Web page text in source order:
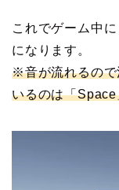
これでゲーム中
になります。
※音が流れるので
いるのは「